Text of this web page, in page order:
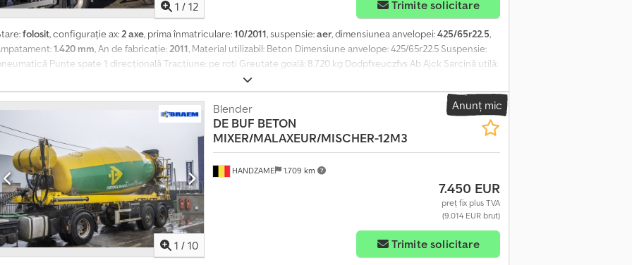
1 / 12 Trimite solicitare
folosit, configurație ax:2 axe, prima înmatriculare:10/2011, suspensie:aer, dimensiunea anvelopei:425/65r22.5,
1.420 mm, An de fabricație:2011, Material utilizabil: Beton Dimensiune anvelope: 425/65r22.5 Suspensie:
Punte spate 1: direcțională Tracțiune: pe roți Greutate goală: 8.720 kg Dodpfxeuczfvs Ab Ajck Sarcină utilă:
Anunț mic
1 / 10
HANDZAME 1.709 km
Blender
DE BUF BETON
MIXER/MALAXEUR/MISCHER-12M3
7.450 EUR
preț fix plus TVA
(9.014 EUR brut)
Trimite solicitare